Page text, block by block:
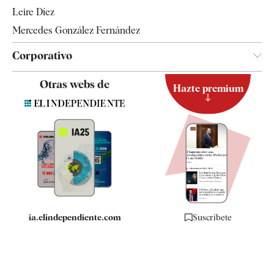
Leire Díez
Mercedes González Fernández
Corporativo
Contacto
Quiénes somos
Especificaciones
Otras webs de
ia.elindependiente.com
Hazte premium
Suscríbete